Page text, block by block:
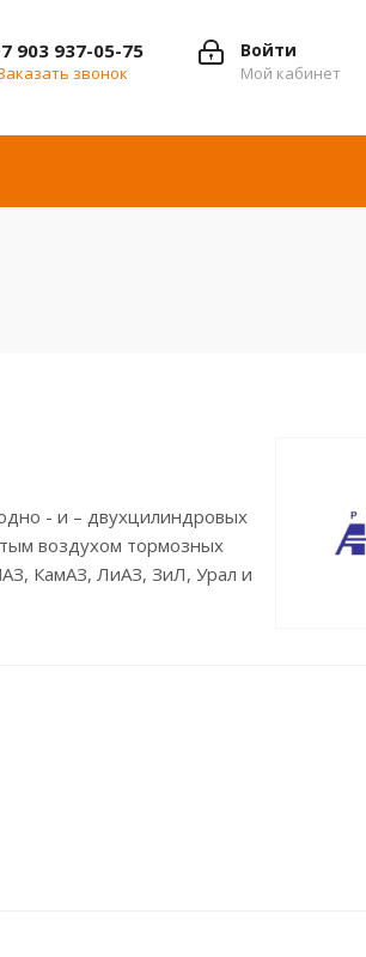
Войти
Мой кабинет
903 937-05-75
звонок
- и – двухцилиндровых
воздухом тормозных
КамАЗ, ЛиАЗ, ЗиЛ, Урал и